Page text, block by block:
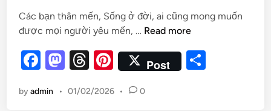
Các bạn thân mến, Sống ở đời, ai cũng mong muốn
được mọi người yêu mến, … Read more
F
c
M
to
T
e
Pi
er
Post
byadmin • 01/02/2026 • 0